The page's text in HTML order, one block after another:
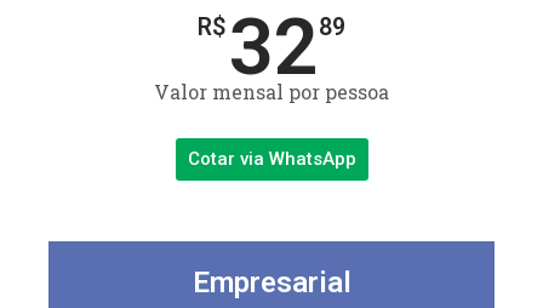
R$ 3289
Valor mensal por pessoa
Cotar via WhatsApp
Empresarial